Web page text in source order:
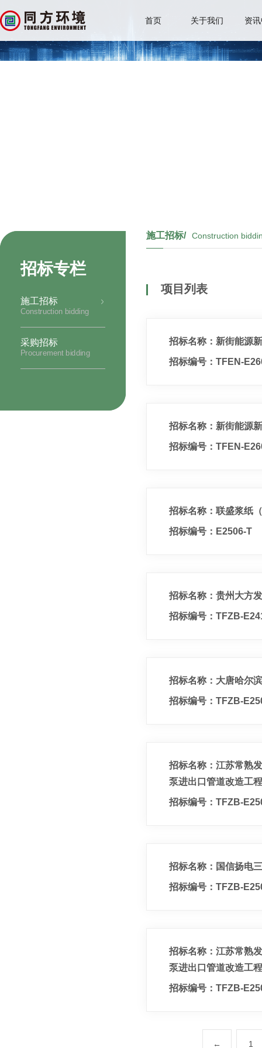
首页 关于我们 资
招标专栏
施工招标
Construction bidding
采购招标
Procurement bidding
施工招标/ Construction
项目列表
招标名称：新街能源
招标编号：TFEN-
招标名称：新街能源
招标编号：TFEN-
招标名称：联盛浆纸
招标编号：E2506-T
招标名称：贵州大方
招标编号：TFZB-
招标名称：大唐哈尔
招标编号：TFZB-
招标名称：江苏常熟
泵进出口管道改造工
招标编号：TFZB-
招标名称：国信扬电
招标编号：TFZB-
招标名称：江苏常熟
泵进出口管道改造工
招标编号：TFZB-
← 1